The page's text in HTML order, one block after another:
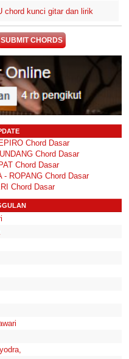
chord kunci gitar dan lirik
SUBMIT CHORDS
Chord Dasar
Chord Dasar
Chord Dasar
- ROPANG Chord Dasar
Chord Dasar